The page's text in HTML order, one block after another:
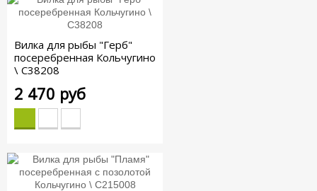
Вилка для рыбы "Герб"
посеребренная Кольчугино
\ С38208
2 470 руб